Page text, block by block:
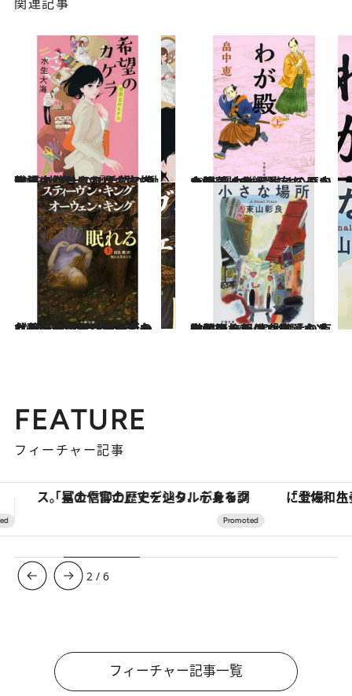
2023.1.25
職場にやりきれなさを抱えるあなたに 『希望のカケラ 社労士のヒナコ』 働く人の鎧にも刀にもなる物語
カルチャー 2023.1.26
大野藩はなぜ黒字だった？ 畠中作品唯一の歴史小説 『わが殿』はここから始まった
カルチャー
2023.1.27
＜恐怖の帝王＞スティーヴン・キングが贈る新たなホラー巨編は息子との共著。いったい何が変わったのか？
カルチャー 2023.1.30
無数の人々の「旅」を冷徹に捉え、 実は誰よりも激しい旅程に身を置く 東山彰良の新作文庫『小さな場所』
カルチャー
FEATURE
フィーチャー記事
「土佐和ハーブかき氷」がOMO7高知に登場！生姜、山椒、大葉など目にも舌にも涼を呼ぶ郷土の味
3 /6
フィーチャー記事一覧